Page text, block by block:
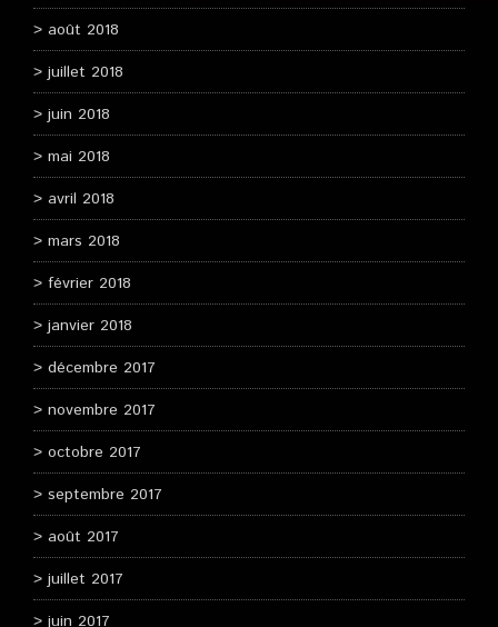
août 2018
juillet 2018
juin 2018
mai 2018
avril 2018
mars 2018
février 2018
janvier 2018
décembre 2017
novembre 2017
octobre 2017
septembre 2017
août 2017
juillet 2017
juin 2017